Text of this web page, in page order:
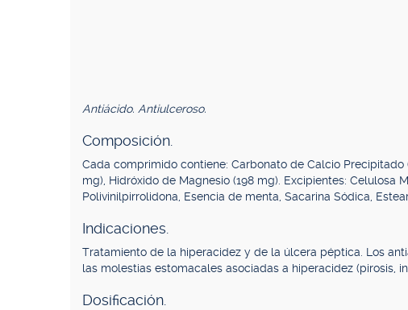
Antiácido. Antiulceroso.
Composición.
Cada comprimido contiene: Carbonato de Calcio Precipitado
mg), Hidróxido de Magnesio (198 mg). Excipientes: Celulosa
Polivinilpirrolidona, Esencia de menta, Sacarina Sódica,
Indicaciones.
Tratamiento de la hiperacidez y de la úlcera péptica. Los
las molestias estomacales asociadas a hiperacidez (pirosis,
Dosificación.